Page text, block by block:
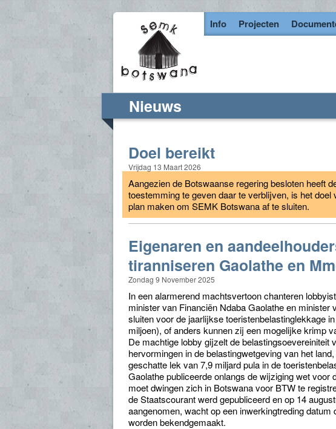
Info Projecten
Nieuws
Doel bereikt
Vrijdag 13 Maart 2026
Aangezien de Botswaanse regering besloten heeft
toestemming te geven daar te verblijven, is het
plan maken om SEMK Botswana af te sluiten.
Eigenaren en
tiranniseren Gaolathe en
Zondag 9 November 2025
In een alarmerend machtsvertoon chanteren
minister van Financiën Ndaba Gaolathe en
sluiten voor de jaarlijkse toeristenbelastinglekkage
miljoen), of anders kunnen zij een mogelijke krimp
De machtige lobby gijzelt de
hervormingen in de belastingwetgeving van het
geschatte lek van 7,9 miljard pula in de
Gaolathe publiceerde onlangs de wijziging wet
moet dwingen zich in Botswana voor BTW te
de Staatscourant werd gepubliceerd en op 14
aangenomen, wacht op een inwerkingtreding
worden bekendgemaakt.